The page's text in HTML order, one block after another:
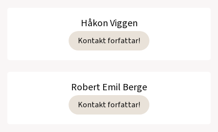
Håkon Viggen
Kontakt forfattar!
Robert Emil Berge
Kontakt forfattar!